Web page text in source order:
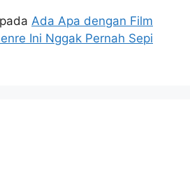
pada Ada Apa dengan Film
Ini Nggak Pernah Sepi